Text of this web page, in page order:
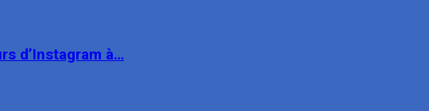
d’Instagram à…